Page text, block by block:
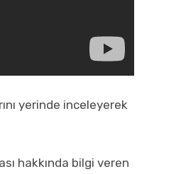
yerinde inceleyerek
hakkında bilgi veren